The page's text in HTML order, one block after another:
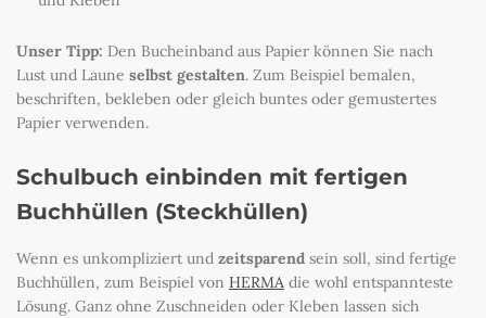
Unser Tipp: Den Bucheinband aus Papier können Sie nach
Lust und Laune selbst gestalten. Zum Beispiel bemalen,
beschriften, bekleben oder gleich buntes oder gemustertes
Papier verwenden.
Schulbuch einbinden mit fertigen
Buchhüllen (Steckhüllen)
Wenn es unkompliziert und zeitsparend sein soll, sind fertige
Buchhüllen, zum Beispiel von HERMA die wohl entspannteste
Lösung. Ganz ohne Zuschneiden oder Kleben lassen sich